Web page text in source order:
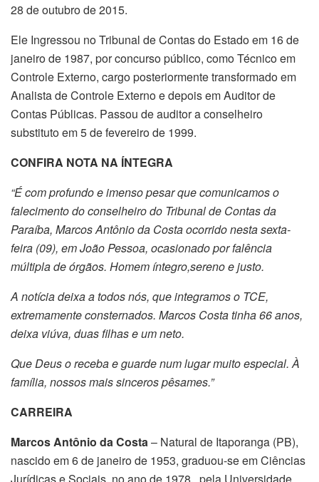
28 de outubro de 2015.
Ele Ingressou no Tribunal de Contas do Estado em 16 de
janeiro de 1987, por concurso público, como Técnico em
Controle Externo, cargo posteriormente transformado em
Analista de Controle Externo e depois em Auditor de
Contas Públicas. Passou de auditor a conselheiro
substituto em 5 de fevereiro de 1999.
CONFIRA NOTA NA ÍNTEGRA
“É com profundo e imenso pesar que comunicamos o
falecimento do conselheiro do Tribunal de Contas da
Paraíba, Marcos Antônio da Costa ocorrido nesta sexta-
feira (09), em João Pessoa, ocasionado por falência
múltipla de órgãos. Homem íntegro,sereno e justo.
A notícia deixa a todos nós, que integramos o TCE,
extremamente consternados. Marcos Costa tinha 66 anos,
deixa viúva, duas filhas e um neto.
Que Deus o receba e guarde num lugar muito especial. À
família, nossos mais sinceros pêsames.”
CARREIRA
Marcos Antônio da Costa – Natural de Itaporanga (PB),
nascido em 6 de janeiro de 1953, graduou-se em Ciências
Jurídicas e Sociais, no ano de 1978, pela Universidade